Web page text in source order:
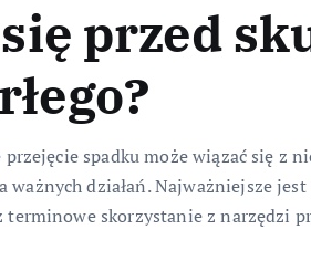
przed
spadku może wiązać się z
działań. Najważniejsze
skorzystanie z narzędzi